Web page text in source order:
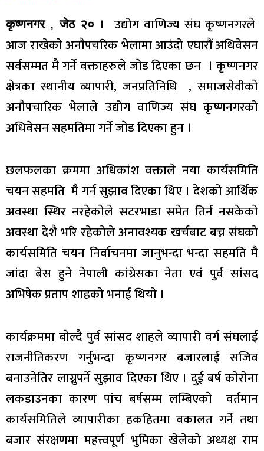
कृष्णनगर , जेठ २० । उद्योग वाणिज्य संघ कृष्णनगरले
आज राखेकाे अनाैपचरिक भेलामा आउंदाे एघारौं अधिवेसन
सर्वसम्मत मै गर्ने वक्ताहरुले जाेड दिएका छन । कृष्णनगर
क्षेत्रका स्थानीय व्यापारी, जनप्रतिनिधि , समाजसेवीकाे
अनौपचारिक भेलाले उद्योग वाणिज्य संघ कृष्णनगरकाे
अधिवेसन सहमतिमा गर्ने जाेड दिएका हुन ।
छलफलका क्रममा अधिकांश वक्ताले नया कार्यसमिति
चयन सहमति मै गर्न सुझाव दिएका थिए । देशको आर्थिक
अवस्था स्थिर नरहेकाेले सटरभाडा समेत तिर्न नसकेकाे
अवस्था देशै भरि रहेकाेले अनावश्यक खर्चबाट बच्न संघकाे
कार्यसमिति चयन निर्वाचनमा जानुभन्दा भन्दा सहमति मै
जांदा बेस हुने नेपाली कांग्रेसका नेता एवं पुर्व सांसद
अभिषेक प्रताप शाहकाे भनाई थियाे ।
कार्यक्रममा बाेल्दै पुर्व सांसद शाहले व्यापारी वर्ग संघलाई
राजनीतिकरण गर्नुभन्दा कृष्णनगर बजारलाई सजिव
बनाउनेतिर लाग्नुपर्ने सुझाव दिएका थिए । दुई बर्ष काेराेना
लकडाउनका कारण पांच बर्षसम्म लम्बिएकाे वर्तमान
कार्यसमितिले व्यापारीका हकहितमा वकालत गर्ने तथा
बजार संरक्षणमा महत्त्वपूर्ण भुमिका खेलेकाे अध्यक्ष राम